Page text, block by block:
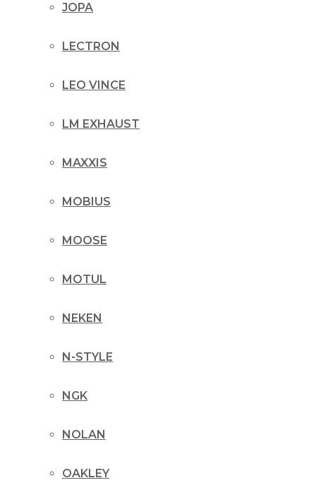
JOPA
LECTRON
LEO VINCE
LM EXHAUST
MAXXIS
MOBIUS
MOOSE
MOTUL
NEKEN
N-STYLE
NGK
NOLAN
OAKLEY